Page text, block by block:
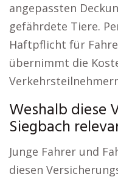
angepassten
gefährdete Tiere.
Haftpflicht für
übernimmt die
Weshalb diese
Siegbach
Junge Fahrer und
diesen